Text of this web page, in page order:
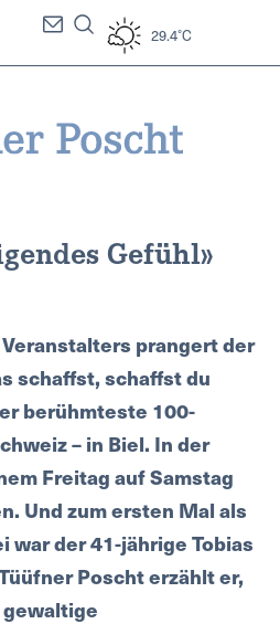
29.4°C
Gefühl»
prangert der
schaffst, schaffst du
berühmteste 100-
– in Biel. In der
Freitag auf Samstag
Und zum ersten Mal als
war der 41-jährige Tobias
Poscht erzählt er,